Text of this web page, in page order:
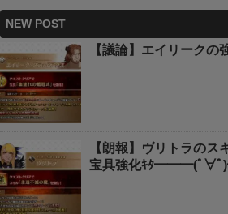
NEW POST
【議論】エイリークの
【朗報】ヴリトラのス
宝具強化ｷﾀ━━━(ﾟ∀